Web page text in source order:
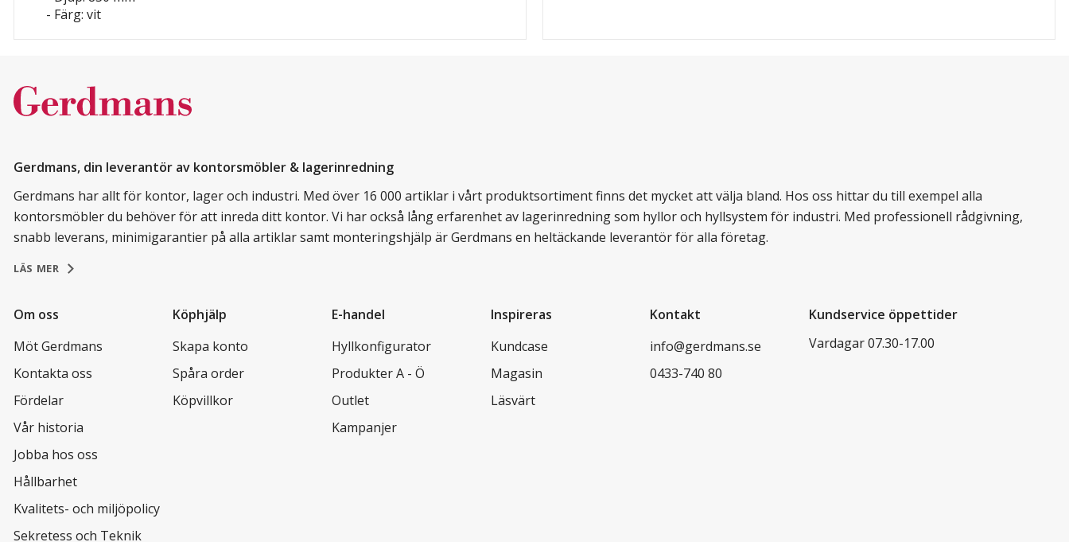
- Färg: vit
Gerdmans, din leverantör av kontorsmöbler & lagerinredning
Gerdmans har allt för kontor, lager och industri. Med över 16 000 artiklar i vårt produktsortiment finns det mycket att välja bland. Hos oss hittar du till exempel alla
kontorsmöbler du behöver för att inreda ditt kontor. Vi har också lång erfarenhet av lagerinredning som hyllor och hyllsystem för industri. Med professionell rådgivning,
snabb leverans, minimigarantier på alla artiklar samt monteringshjälp är Gerdmans en heltäckande leverantör för alla företag.
LÄS MER
Om oss
Möt Gerdmans
Kontakta oss
Fördelar
Vår historia
Jobba hos oss
Hållbarhet
Kvalitets- och miljöpolicy
Sekretess och Teknik
Köphjälp
Skapa konto
Spåra order
Köpvillkor
E-handel
Hyllkonfigurator
Produkter A - Ö
Outlet
Kampanjer
Inspireras
Kundcase
Magasin
Läsvärt
Kontakt
info@gerdmans.se
0433-740 80
Kundservice öppettider
Vardagar 07.30-17.00